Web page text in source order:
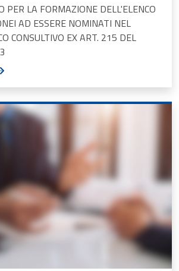
PER LA FORMAZIONE DELL'ELENCO
AD ESSERE NOMINATI NEL
CONSULTIVO EX ART. 215 DEL